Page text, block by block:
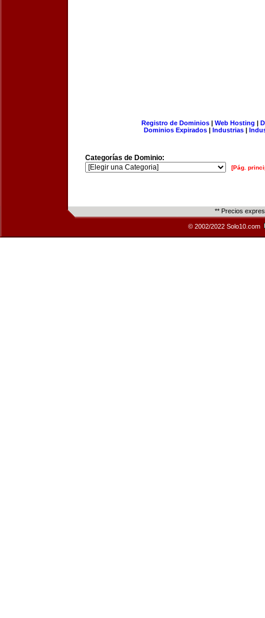
Registro de Dominios| Web Hosting |
Dominios Expirados | Industrias |
Categorías de Dominio:
[Pág.
** Precios
© 2002/2022 Solo10.com